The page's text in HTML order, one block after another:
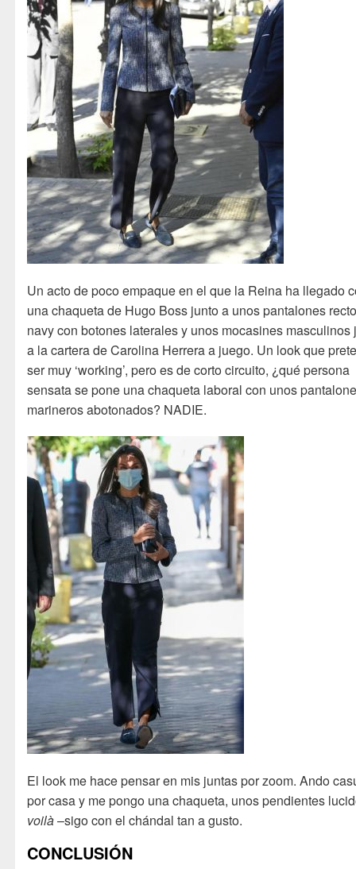
Un acto de poco empaque en el que la Reina ha llegado
una chaqueta de Hugo Boss junto a unos pantalones
navy con botones laterales y unos mocasines masculinos
a la cartera de Carolina Herrera a juego. Un look que
ser muy ‘working’, pero es de corto circuito, ¿qué persona
sensata se pone una chaqueta laboral con unos
marineros abotonados? NADIE.
El look me hace pensar en mis juntas por zoom. Ando
por casa y me pongo una chaqueta, unos pendientes
voilà–sigo con el chándal tan a gusto.
CONCLUSIÓN